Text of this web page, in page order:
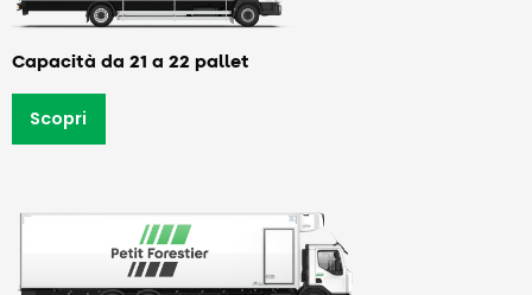
Capacità da 21 a 22 pallet
Scopri